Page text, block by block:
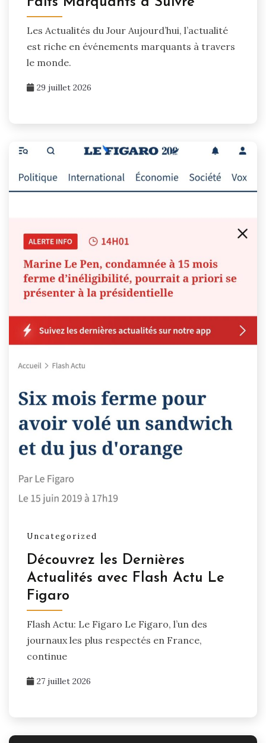
Les Actualités du Jour Aujourd’hui, l’actualité
est riche en événements marquants à travers
le monde.
29 juillet 2026
Uncategorized
Découvrez les Dernières
Actualités avec Flash Actu Le
Figaro
Flash Actu: Le Figaro Le Figaro, l’un des
journaux les plus respectés en France,
continue
27 juillet 2026